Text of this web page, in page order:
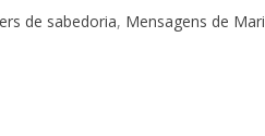
de sabedoria, Mensagens de